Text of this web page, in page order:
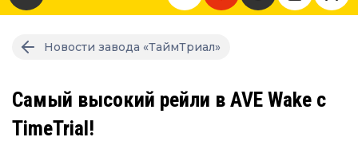
Новости завода «ТаймТриал»
Самый высокий рейли в AVE Wake с
TimeTrial!